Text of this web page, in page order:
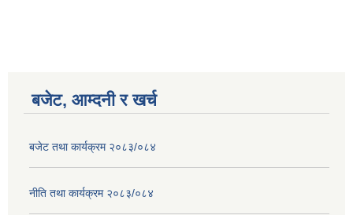
बजेट, आम्दनी र खर्च
बजेट तथा कार्यक्रम २०८३/०८४
नीति तथा कार्यक्रम २०८३/०८४